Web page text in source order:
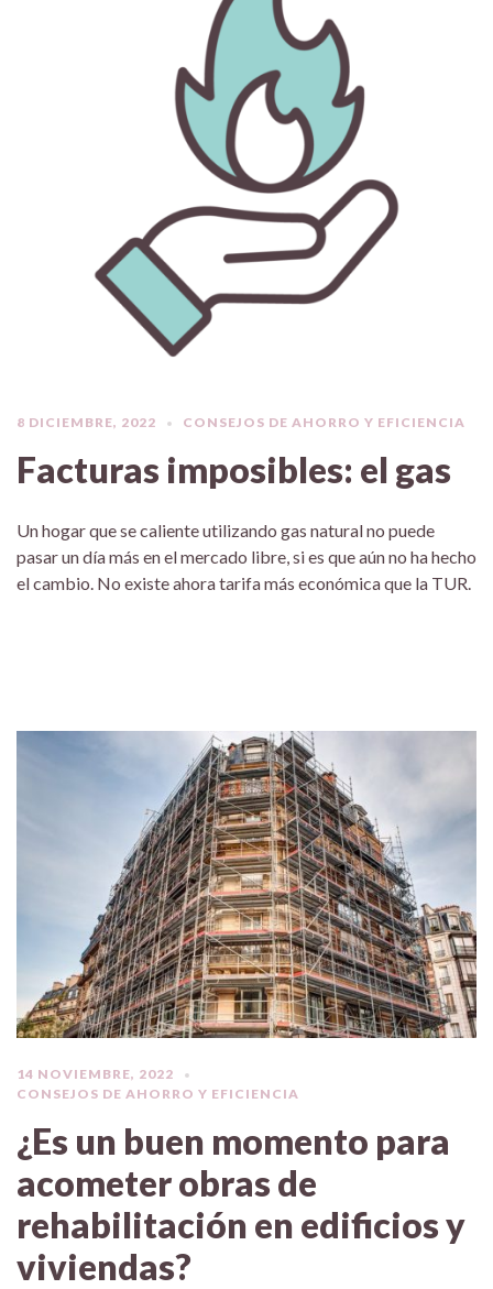
8 DICIEMBRE, 2022 CONSEJOS DE AHORRO Y EFICIENCIA
Facturas imposibles: el gas
Un hogar que se caliente utilizando gas natural no puede
pasar un día más en el mercado libre, si es que aún no ha hecho
el cambio. No existe ahora tarifa más económica que la TUR.
14 NOVIEMBRE, 2022
CONSEJOS DE AHORRO Y EFICIENCIA
¿Es un buen momento para
acometer obras de
rehabilitación en edificios y
viviendas?